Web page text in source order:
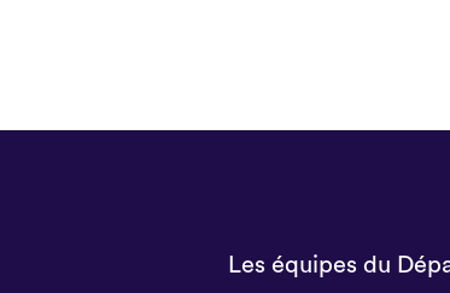
Les équipes du